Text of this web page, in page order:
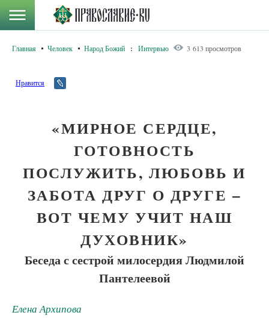
Главная Человек Народ Божий : Интервью 3 613 просмотров
Нравится
«МИРНОЕ СЕРДЦЕ,
ГОТОВНОСТЬ
ПОСЛУЖИТЬ, ЛЮБОВЬ И
ЗАБОТА ДРУГ О ДРУГЕ –
ВОТ ЧЕМУ УЧИТ НАШ
ДУХОВНИК»
Беседа с сестрой милосердия Людмилой
Пантелеевой
Елена Архипова